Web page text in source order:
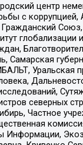
центр
с
Самарская
Уральская
северных
Частное
Информации,